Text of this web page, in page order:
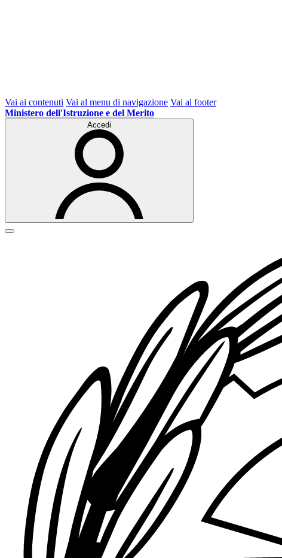
Vai ai contenuti Vai al menu di navigazione Vai al footer
Ministero dell'Istruzione e del Merito
Accedi